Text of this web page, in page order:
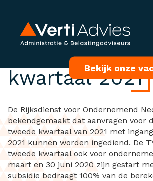
Bekijk onze
Aanvraag TVL
kwartaal 2021
De Rijksdienst voor Ondernemend
bekendgemaakt dat aanvragen voor
tweede kwartaal van 2021 met
2021 kunnen worden ingediend. De
tweede kwartaal ook voor
maart en 30 juni 2020 zijn gestart
subsidie bedraagt 100% van de